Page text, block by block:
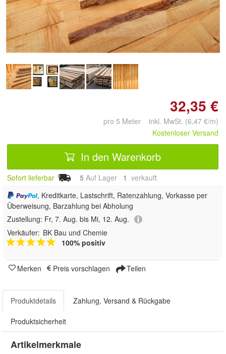
Doppelt antippen zum
vergrößern
32,35 €
pro 5 Meter inkl. MwSt. (6,47 €/m)
Kostenloser Versand
In den Warenkorb
Sofort lieferbar 5 Auf Lager 1 verkauft
, Kreditkarte, Lastschrift, Ratenzahlung, Vorkasse per
Überweisung, Barzahlung bei Abholung
Zustellung: Fr, 7. Aug. bis Mi, 12. Aug.
Verkäufer: BK Bau und Chemie
100% positiv
Merken Preis vorschlagen Teilen
Produktdetails Zahlung, Versand & Rückgabe
Produktsicherheit
Artikelmerkmale